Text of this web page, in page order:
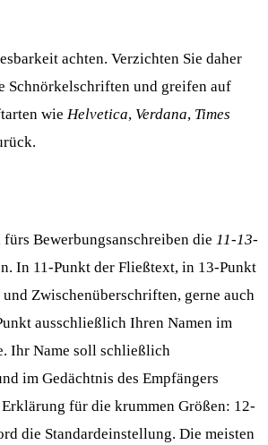
achten. Verzichten Sie daher
Schnörkelschriften und greifen auf
wie Helvetica, Verdana, Times
fürs Bewerbungsanschreiben die 11-13-
In 11-Punkt der Fließtext, in 13-Punkt
und Zwischenüberschriften, gerne auch
ausschließlich Ihren Namen im
Ihr Name soll schließlich
im Gedächtnis des Empfängers
für die krummen Größen: 12-
die Standardeinstellung. Die meisten